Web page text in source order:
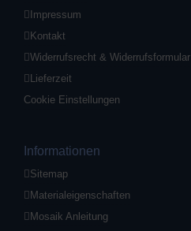
Impressum
Kontakt
Widerrufsrecht & Widerrufsformular
Lieferzeit
Cookie Einstellungen
Informationen
Sitemap
Materialeigenschaften
Mosaik Anleitung